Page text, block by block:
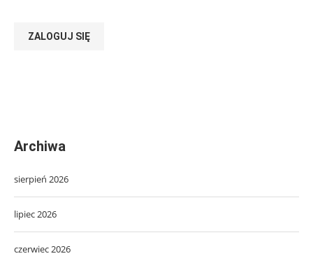
ZALOGUJ SIĘ
Archiwa
sierpień 2026
lipiec 2026
czerwiec 2026